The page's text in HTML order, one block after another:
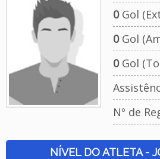
0Gol
0Gol
0Gol
Nº de
NÍVEL DO ATLETA -